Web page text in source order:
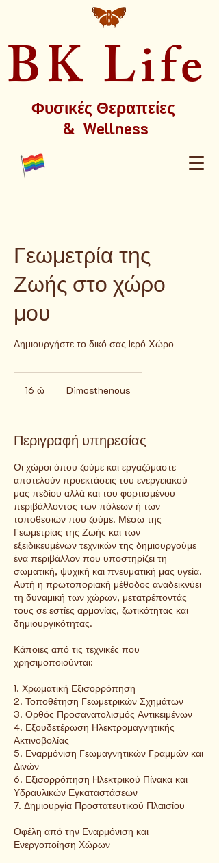
Φυσικές Θεραπείες
& Wellness
BK Life
Γεωμετρία της
Ζωής στο χώρο
μου
Δημιουργήστε το δικό σας Iερό Xώρο
16 ώ Dimosthenous
Περιγραφή υπηρεσίας
Οι χώροι όπου ζούμε και εργαζόμαστε
αποτελούν προεκτάσεις του ενεργειακού
μας πεδίου αλλά και του φορτισμένου
περιβάλλοντος των πόλεων ή των
τοποθεσιών που ζούμε. Μέσω της
Γεωμετρίας της Ζωής και των
εξειδικευμένων τεχνικών της δημιουργούμε
ένα περιβάλλον που υποστηρίζει τη
σωματική, ψυχική και πνευματική μας υγεία.
Αυτή η πρωτοποριακή μέθοδος αναδεικνύει
τη δυναμική των χώρων, μετατρέποντάς
τους σε εστίες αρμονίας, ζωτικότητας και
δημιουργικότητας.
Κάποιες από τις τεχνικές που
χρησιμοποιούνται:
1. Χρωματική Εξισορρόπηση
2. Τοποθέτηση Γεωμετρικών Σχημάτων
3. Ορθός Προσανατολισμός Αντικειμένων
4. Εξουδετέρωση Ηλεκτρομαγνητικής
Ακτινοβολίας
5. Εναρμόνιση Γεωμαγνητικών Γραμμών και
Δινών
6. Εξισορρόπηση Ηλεκτρικού Πίνακα και
Υδραυλικών Εγκαταστάσεων
7. Δημιουργία Προστατευτικού Πλαισίου
Οφέλη από την Εναρμόνιση και
Ενεργοποίηση Χώρων